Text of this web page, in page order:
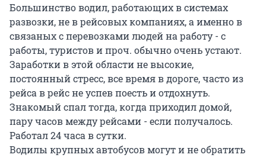
Большинство водил, работающих в системах
развозки, не в рейсовых компаниях, а именно в
связаных с перевозками людей на работу - с
работы, туристов и проч. обычно очень устают.
Заработки в этой области не высокие,
постоянный стресс, все время в дороге, часто из
рейса в рейс не успев поесть и отдохнуть.
Знакомый спал тогда, когда приходил домой,
пару часов между рейсами - если получалось.
Работал 24 часа в сутки.
Водилы крупных автобусов могут и не обратить